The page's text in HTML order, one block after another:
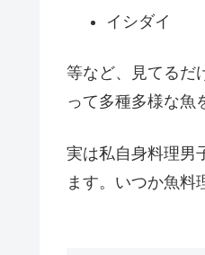
イシダイ
等など、見てるだ
って多種多様な魚
実は私自身料理男
ます。いつか魚料